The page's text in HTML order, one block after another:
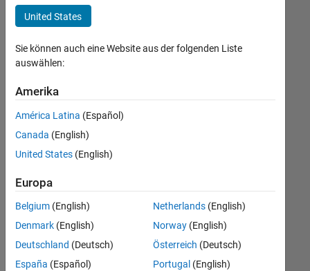
Sales Operations
Marketing Communications
Marketing Services
Human Resources
+3
Derzeit
es
keine
offenen
Stellen,
Ihren
Suchkriterien
entsprechen.
können
die
United States
Sie können auch eine Website aus der folgenden Liste
auswählen:
Amerika
América Latina (Español)
Canada (English)
United States (English)
Europa
Belgium (English)
Denmark (English)
Deutschland (Deutsch)
España (Español)
Netherlands(English)
Norway(English)
Österreich (Deutsch)
Portugal (English)